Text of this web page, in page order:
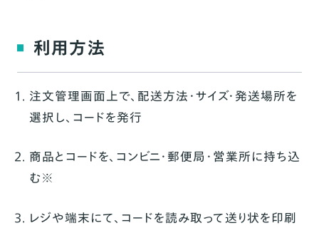
金
配送方法の選び方
サイズと価格で選ぶ
配送場所で選ぶ
利用方法
注文管理画面上で、配送方法・サイズ・発送場所を
選択し、コードを発行
商品とコードを、コンビニ・郵便局・営業所に持ち込
む※
レジや端末にて、コードを読み取って送り状を印刷